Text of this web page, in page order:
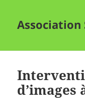
Association
d’images